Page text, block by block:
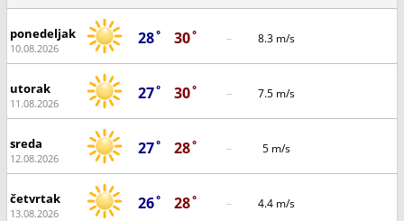
ponedeljak
10.08.2026
28˚ 30˚ – 8.3 m/s
utorak
11.08.2026
27˚ 30˚ – 7.5 m/s
sreda
12.08.2026
27˚ 28˚ – 5 m/s
četvrtak
13.08.2026
26˚ 28˚ – 4.4 m/s